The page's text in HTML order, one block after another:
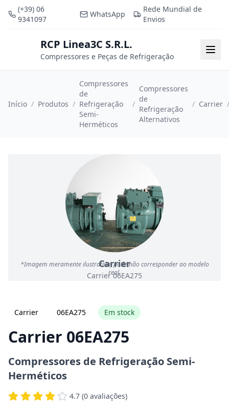
(+39) 06
9341097
WhatsApp
Rede Mundial de
Envios
RCP Linea3C S.R.L.
Compressores e Peças de Refrigeração
Início / Produtos /
Compressores
de
Refrigeração
Semi-
Herméticos
/
Compressores
de
Refrigeração
Alternativos
/ Carrier /
Carrier
Carrier 06EA275
*Imagem meramente ilustrativa; pode não corresponder ao modelo
real.
Carrier 06EA275 Em stock
Carrier 06EA275
Compressores de Refrigeração Semi-
Herméticos
4.7 (0 avaliações)